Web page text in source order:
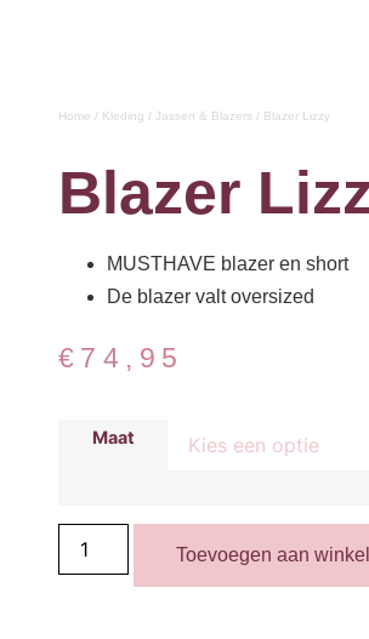
Home / Kleding / Jassen & Blazers / Blazer Lizzy
Blazer
MUSTHAVE blazer en short
De blazer valt oversized
€ 74,95
Maat
Toevoegen aan